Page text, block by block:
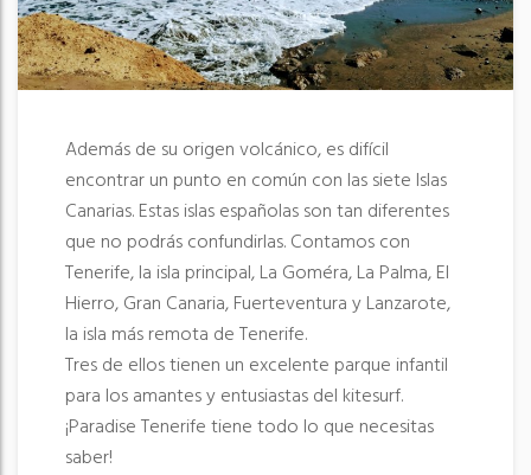
Además de su origen volcánico, es difícil
encontrar un punto en común con las siete Islas
Canarias. Estas islas españolas son tan diferentes
que no podrás confundirlas. Contamos con
Tenerife, la isla principal, La Goméra, La Palma, El
Hierro, Gran Canaria, Fuerteventura y Lanzarote,
la isla más remota de Tenerife.
Tres de ellos tienen un excelente parque infantil
para los amantes y entusiastas del kitesurf.
¡Paradise Tenerife tiene todo lo que necesitas
saber!